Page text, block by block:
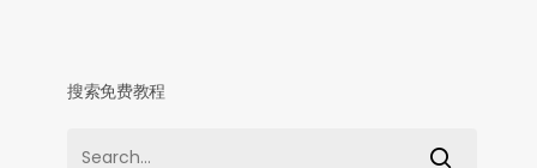
搜索免费教程